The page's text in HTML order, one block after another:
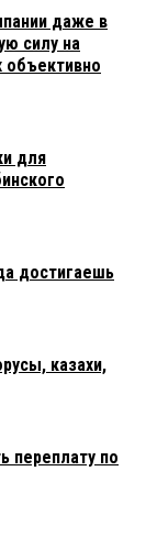
даже в
силу на
объективно
для
достигаешь
казахи,
переплату по